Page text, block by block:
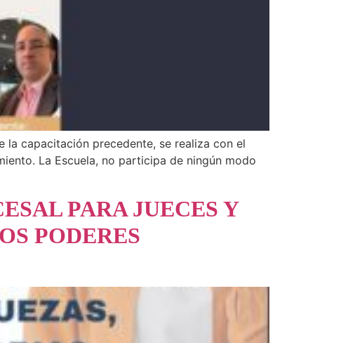
la capacitación precedente, se realiza con el
La Escuela, no participa de ningún modo
PARA JUECES Y
PODERES